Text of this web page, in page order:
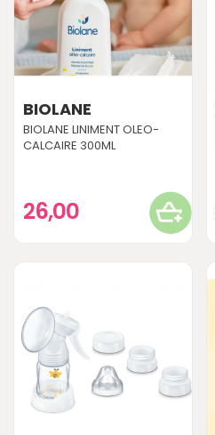
BIOLANE
BIOLANE LINIMENT OLEO-
CALCAIRE 300ML
26,00